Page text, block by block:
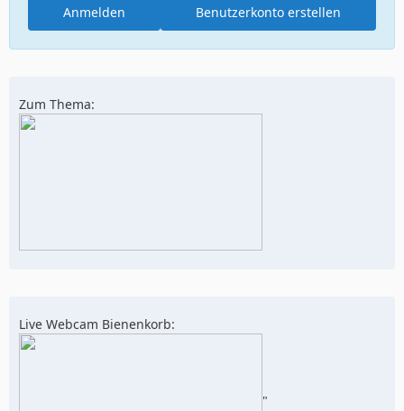
Benutzerkonto erstellen
Anmelden
Zum Thema:
Live Webcam Bienenkorb:
"